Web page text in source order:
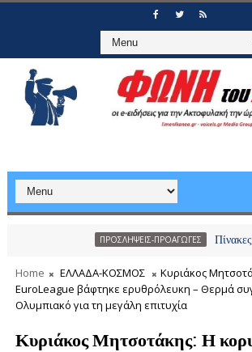
ΠΡΟΣΛΗΨΕΙΣ-ΠΡΟΑΓΩΓΕΣ Πίνακες
Home ΕΛΛΑΔΑ-ΚΟΣΜΟΣ
Κυριάκος
EuroLeague βάφτηκε ερυθρόλευκη – Θερμά
Ολυμπιακό για τη μεγάλη επιτυχία
Κυριάκος Μητσοτάκης: Η